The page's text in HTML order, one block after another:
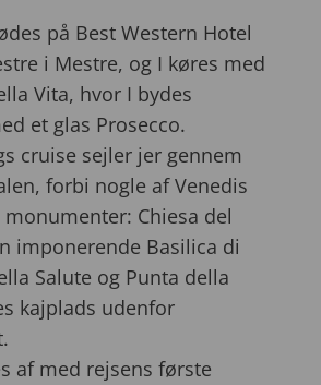
på Best Western Hotel
i Mestre, og I køres med
Vita, hvor I bydes
et glas Prosecco.
cruise sejler jer gennem
forbi nogle af Venedis
Chiesa del
imponerende Basilica di
Salute og Punta della
kajplads udenfor
af med rejsens første